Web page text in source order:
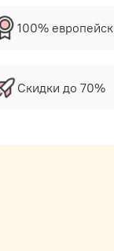
100%
Скидки до 70%